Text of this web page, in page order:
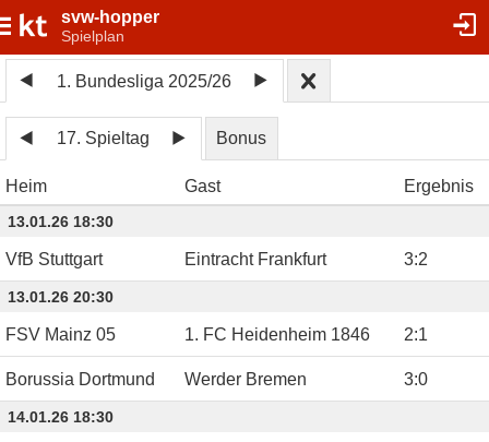
svw-hopper
Spielplan
1. Bundesliga 2025/26
17. Spieltag Bonus
Heim Gast Ergebnis
13.01.26 18:30
VfB Stuttgart Eintracht Frankfurt 3:2
13.01.26 20:30
FSV Mainz 05 1. FC Heidenheim 1846 2:1
Borussia Dortmund Werder Bremen 3:0
14.01.26 18:30